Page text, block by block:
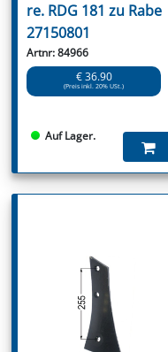
re. RDG 181 zu Rabe
27150801
Artnr: 84966
€ 36.90
(Preis inkl. 20% USt.)
Auf Lager.